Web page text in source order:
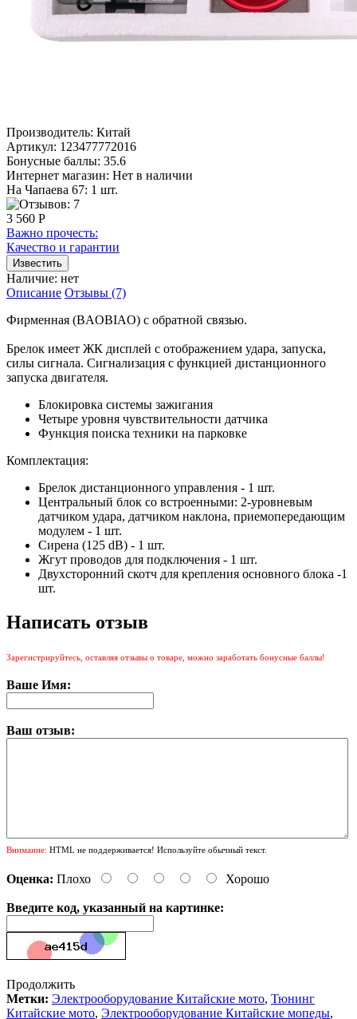
Производитель: Китай
Артикул: 123477772016
Бонусные баллы: 35.6
Интернет магазин: Нет в наличии
На Чапаева 67: 1 шт.
3 560 Р
Важно прочесть:
Качество и гарантии
Наличие: нет
Описание Отзывы (7)
Фирменная (BAOBIAO) с обратной связью.
Брелок имеет ЖК дисплей с отображением удара, запуска,
силы сигнала. Сигнализация с функцией дистанционного
запуска двигателя.
Блокировка системы зажигания
Четыре уровня чувствительности датчика
Функция поиска техники на парковке
Комплектация:
Брелок дистанционного управления - 1 шт.
Центральный блок со встроенными: 2-уровневым
датчиком удара, датчиком наклона, приемопередающим
модулем - 1 шт.
Сирена (125 dB) - 1 шт.
Жгут проводов для подключения - 1 шт.
Двухсторонний скотч для крепления основного блока -1
шт.
Написать отзыв
Зарегистрируйтесь, оставляя отзывы о товаре, можно заработать бонусные баллы!
Ваше Имя:
Ваш отзыв:
Внимание: HTML не поддерживается! Используйте обычный текст.
Оценка: Плохо Хорошо
Введите код, указанный на картинке:
Продолжить
Метки: Электрооборудование Китайские мото, Тюнинг
Китайские мото, Электрооборудование Китайские мопеды,